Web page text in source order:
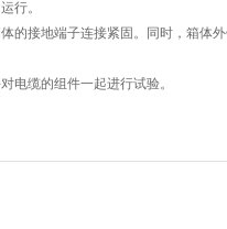
。
接地端子连接紧固。同时，箱
缆的组件一起进行试验。